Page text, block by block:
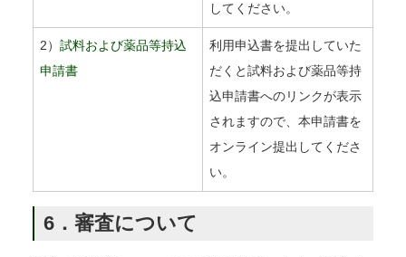
してください。
2） 試料および薬品等持込
申請書
利用申込書を提出していた
だくと試料および薬品等持
込申請書へのリンクが表示
されますので、本申請書を
オンライン提出してくださ
い。
6．審査について